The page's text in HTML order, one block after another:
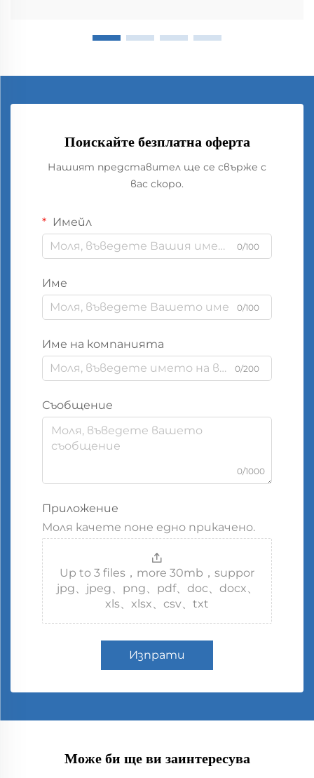
Поискайте безплатна оферта
Нашият представител ще се свърже с
вас скоро.
Имейл
0/100
Име
0/100
Име на компанията
0/200
Съобщение
0/1000
Приложение
Моля качете поне едно прикачено.
Up to 3 files，more 30mb，suppor
jpg、jpeg、png、pdf、doc、docx、
xls、xlsx、csv、txt
Изпрати
Може би ще ви заинтересува